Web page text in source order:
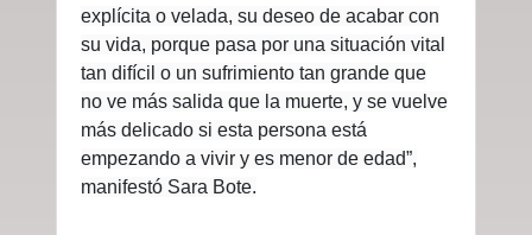
explícita o velada, su deseo de acabar con
su vida, porque pasa por una situación vital
tan difícil o un sufrimiento tan grande que
no ve más salida que la muerte, y se vuelve
más delicado si esta persona está
empezando a vivir y es menor de edad”,
manifestó Sara Bote.